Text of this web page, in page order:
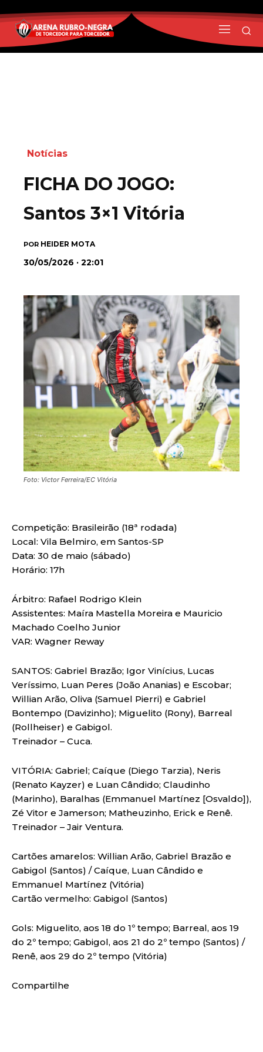
Notícias
FICHA DO JOGO:
Santos 3×1 Vitória
POR HEIDER MOTA
30/05/2026 · 22:01
Foto: Victor Ferreira/EC Vitória
Competição: Brasileirão (18ª rodada)
Local: Vila Belmiro, em Santos-SP
Data: 30 de maio (sábado)
Horário: 17h
Árbitro: Rafael Rodrigo Klein
Assistentes: Maíra Mastella Moreira e Mauricio
Machado Coelho Junior
VAR: Wagner Reway
SANTOS: Gabriel Brazão; Igor Vinícius, Lucas
Veríssimo, Luan Peres (João Ananias) e Escobar;
Willian Arão, Oliva (Samuel Pierri) e Gabriel
Bontempo (Davizinho); Miguelito (Rony), Barreal
(Rollheiser) e Gabigol.
Treinador – Cuca.
VITÓRIA: Gabriel; Caíque (Diego Tarzia), Neris
(Renato Kayzer) e Luan Cândido; Claudinho
(Marinho), Baralhas (Emmanuel Martínez [Osvaldo]),
Zé Vitor e Jamerson; Matheuzinho, Erick e Renê.
Treinador – Jair Ventura.
Cartões amarelos: Willian Arão, Gabriel Brazão e
Gabigol (Santos) / Caíque, Luan Cândido e
Emmanuel Martínez (Vitória)
Cartão vermelho: Gabigol (Santos)
Gols: Miguelito, aos 18 do 1º tempo; Barreal, aos 19
do 2º tempo; Gabigol, aos 21 do 2º tempo (Santos) /
Renê, aos 29 do 2º tempo (Vitória)
Compartilhe